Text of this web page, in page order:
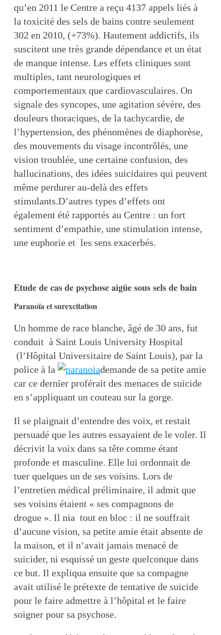
qu’en 2011 le Centre a reçu 4137 appels liés à
la toxicité des sels de bains contre seulement
302 en 2010, (+73%). Hautement addictifs, ils
suscitent une très grande dépendance et un état
de manque intense. Les effets cliniques sont
multiples, tant neurologiques et
comportementaux que cardiovasculaires. On
signale des syncopes, une agitation sévère, des
douleurs thoraciques, de la tachycardie, de
l’hypertension, des phénomènes de diaphorèse,
des mouvements du visage incontrôlés, une
vision troublée, une certaine confusion, des
hallucinations, des idées suicidaires qui peuvent
même perdurer au-delà des effets
stimulants.D’autres types d’effets ont
également été rapportés au Centre : un fort
sentiment d’empathie, une stimulation intense,
une euphorie et les sens exacerbés.
Etude de cas de psychose aigüe sous sels de bain
Paranoïa et surexcitation
Un homme de race blanche, âgé de 30 ans, fut
conduit à Saint Louis University Hospital
(l’Hôpital Universitaire de Saint Louis), par la
police à la
demande de sa petite amie
car ce dernier proférait des menaces de suicide
en s’appliquant un couteau sur la gorge.
Il se plaignait d’entendre des voix, et restait
persuadé que les autres essayaient de le voler. Il
décrivit la voix dans sa tête comme étant
profonde et masculine. Elle lui ordonnait de
tuer quelques un de ses voisins. Lors de
l’entretien médical préliminaire, il admit que
ses voisins étaient « ses compagnons de
drogue ». Il nia tout en bloc : il ne souffrait
d’aucune vision, sa petite amie était absente de
la maison, et il n’avait jamais menacé de
suicider, ni esquissé un geste quelconque dans
ce but. Il expliqua ensuite que sa compagne
avait utilisé le prétexte de tentative de suicide
pour le faire admettre à l’hôpital et le faire
soigner pour sa psychose.